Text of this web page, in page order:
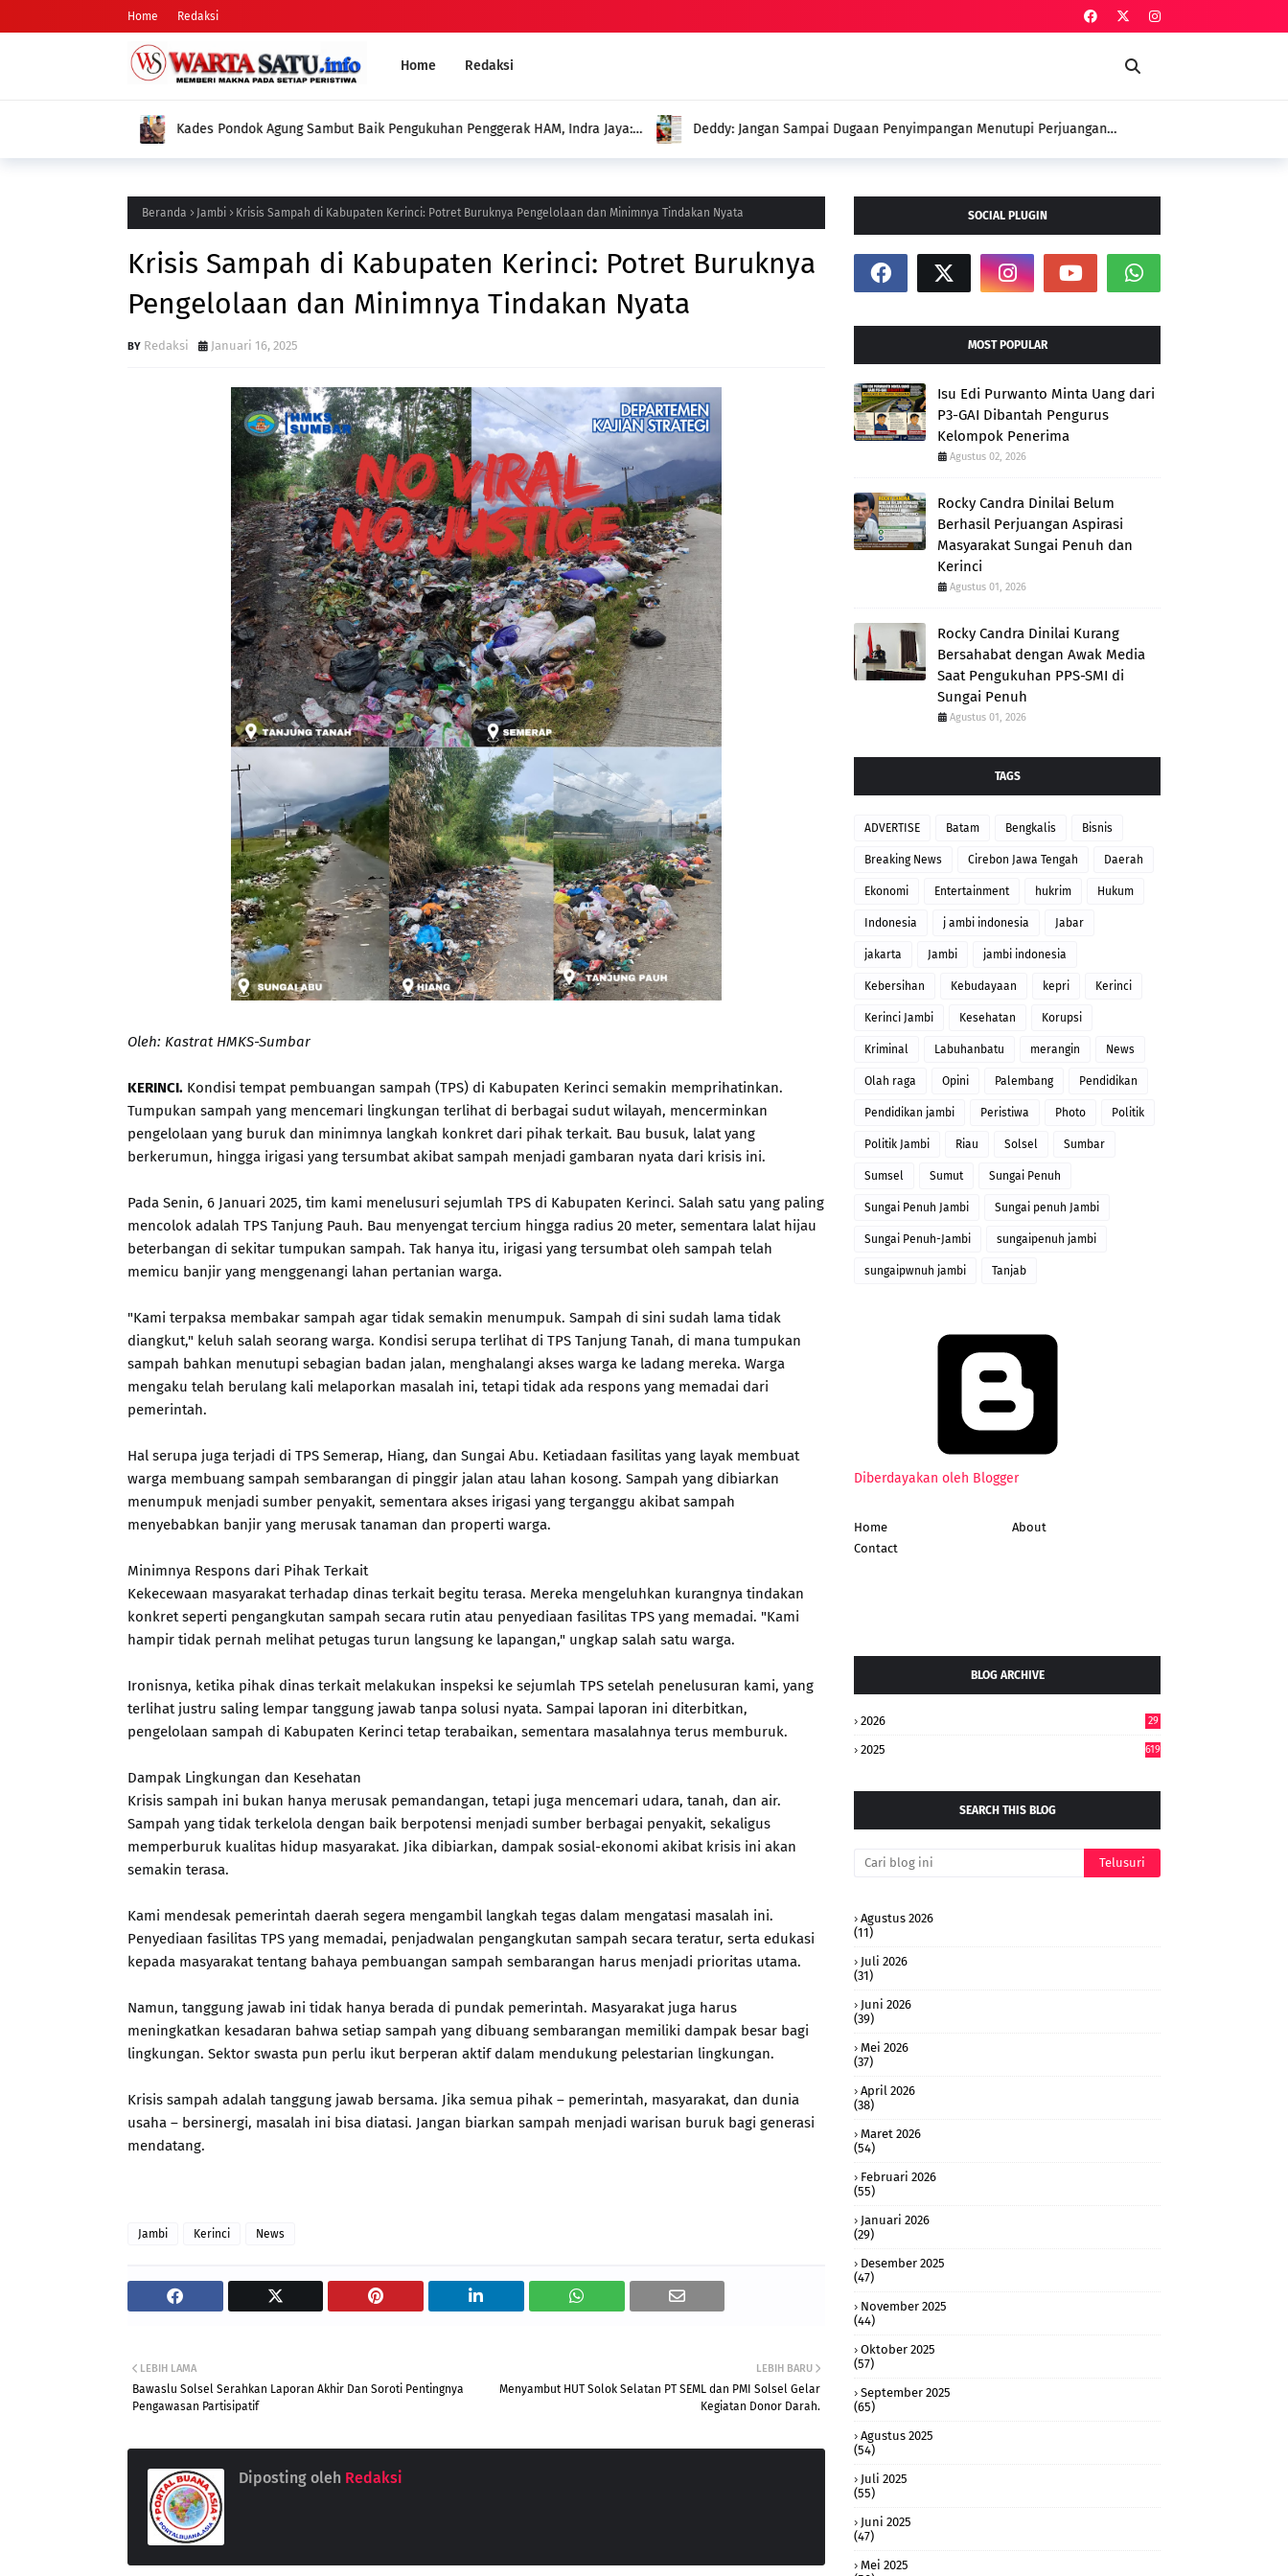
Home Redaksi
Home Redaksi
Kades Pondok Agung Sambut Baik Pengukuhan Penggerak HAM, Indra Jaya:
Jadi Nilai Plus bagi Desa Kami
Deddy: Jangan Sampai Dugaan Penyimpangan Menutupi Perjuangan
Menghadirkan Program untuk Petani
Beranda Jambi Krisis Sampah di Kabupaten Kerinci: Potret Buruknya Pengelolaan dan Minimnya Tindakan Nyata
Krisis Sampah di Kabupaten Kerinci: Potret Buruknya
Pengelolaan dan Minimnya Tindakan Nyata
Redaksi Januari 16, 2025
Oleh: Kastrat HMKS-Sumbar
KERINCI. Kondisi tempat pembuangan sampah (TPS) di Kabupaten Kerinci semakin memprihatinkan.
Tumpukan sampah yang mencemari lingkungan terlihat di berbagai sudut wilayah, mencerminkan
pengelolaan yang buruk dan minimnya langkah konkret dari pihak terkait. Bau busuk, lalat yang
berkerumun, hingga irigasi yang tersumbat akibat sampah menjadi gambaran nyata dari krisis ini.
Pada Senin, 6 Januari 2025, tim kami menelusuri sejumlah TPS di Kabupaten Kerinci. Salah satu yang paling
mencolok adalah TPS Tanjung Pauh. Bau menyengat tercium hingga radius 20 meter, sementara lalat hijau
beterbangan di sekitar tumpukan sampah. Tak hanya itu, irigasi yang tersumbat oleh sampah telah
memicu banjir yang menggenangi lahan pertanian warga.
"Kami terpaksa membakar sampah agar tidak semakin menumpuk. Sampah di sini sudah lama tidak
diangkut," keluh salah seorang warga. Kondisi serupa terlihat di TPS Tanjung Tanah, di mana tumpukan
sampah bahkan menutupi sebagian badan jalan, menghalangi akses warga ke ladang mereka. Warga
mengaku telah berulang kali melaporkan masalah ini, tetapi tidak ada respons yang memadai dari
pemerintah.
Hal serupa juga terjadi di TPS Semerap, Hiang, dan Sungai Abu. Ketiadaan fasilitas yang layak membuat
warga membuang sampah sembarangan di pinggir jalan atau lahan kosong. Sampah yang dibiarkan
menumpuk menjadi sumber penyakit, sementara akses irigasi yang terganggu akibat sampah
menyebabkan banjir yang merusak tanaman dan properti warga.
Minimnya Respons dari Pihak Terkait
Kekecewaan masyarakat terhadap dinas terkait begitu terasa. Mereka mengeluhkan kurangnya tindakan
konkret seperti pengangkutan sampah secara rutin atau penyediaan fasilitas TPS yang memadai. "Kami
hampir tidak pernah melihat petugas turun langsung ke lapangan," ungkap salah satu warga.
Ironisnya, ketika pihak dinas terkait melakukan inspeksi ke sejumlah TPS setelah penelusuran kami, yang
terlihat justru saling lempar tanggung jawab tanpa solusi nyata. Sampai laporan ini diterbitkan,
pengelolaan sampah di Kabupaten Kerinci tetap terabaikan, sementara masalahnya terus memburuk.
Dampak Lingkungan dan Kesehatan
Krisis sampah ini bukan hanya merusak pemandangan, tetapi juga mencemari udara, tanah, dan air.
Sampah yang tidak terkelola dengan baik berpotensi menjadi sumber berbagai penyakit, sekaligus
memperburuk kualitas hidup masyarakat. Jika dibiarkan, dampak sosial-ekonomi akibat krisis ini akan
semakin terasa.
Kami mendesak pemerintah daerah segera mengambil langkah tegas dalam mengatasi masalah ini.
Penyediaan fasilitas TPS yang memadai, penjadwalan pengangkutan sampah secara teratur, serta edukasi
kepada masyarakat tentang bahaya pembuangan sampah sembarangan harus menjadi prioritas utama.
Namun, tanggung jawab ini tidak hanya berada di pundak pemerintah. Masyarakat juga harus
meningkatkan kesadaran bahwa setiap sampah yang dibuang sembarangan memiliki dampak besar bagi
lingkungan. Sektor swasta pun perlu ikut berperan aktif dalam mendukung pelestarian lingkungan.
Krisis sampah adalah tanggung jawab bersama. Jika semua pihak – pemerintah, masyarakat, dan dunia
usaha – bersinergi, masalah ini bisa diatasi. Jangan biarkan sampah menjadi warisan buruk bagi generasi
mendatang.
Jambi Kerinci News
LEBIH BARU
Menyambut HUT Solok Selatan PT SEML dan PMI Solsel Gelar
Kegiatan Donor Darah.
LEBIH LAMA
Bawaslu Solsel Serahkan Laporan Akhir Dan Soroti Pentingnya
Pengawasan Partisipatif
Diposting oleh Redaksi
SOCIAL PLUGIN
MOST POPULAR
Isu Edi Purwanto Minta Uang dari
P3-GAI Dibantah Pengurus
Kelompok Penerima
Agustus 02, 2026
Rocky Candra Dinilai Belum
Berhasil Perjuangan Aspirasi
Masyarakat Sungai Penuh dan
Kerinci
Agustus 01, 2026
Rocky Candra Dinilai Kurang
Bersahabat dengan Awak Media
Saat Pengukuhan PPS-SMI di
Sungai Penuh
Agustus 01, 2026
TAGS
ADVERTISE Batam Bengkalis Bisnis
Breaking News Cirebon Jawa Tengah Daerah
Ekonomi Entertainment hukrim Hukum
Indonesia j ambi indonesia Jabar
jakarta Jambi jambi indonesia
Kebersihan Kebudayaan kepri Kerinci
Kerinci Jambi Kesehatan Korupsi
Kriminal Labuhanbatu merangin News
Olah raga Opini Palembang Pendidikan
Pendidikan jambi Peristiwa Photo Politik
Politik Jambi Riau Solsel Sumbar
Sumsel Sumut Sungai Penuh
Sungai Penuh Jambi Sungai penuh Jambi
Sungai Penuh-Jambi sungaipenuh jambi
sungaipwnuh jambi Tanjab
Diberdayakan oleh Blogger
Home
About
Contact
BLOG ARCHIVE
2026
29
2025 619
SEARCH THIS BLOG
Agustus 2026
(11)
Juli 2026
(31)
Juni 2026
(39)
Mei 2026
(37)
April 2026
(38)
Maret 2026
(54)
Februari 2026
(55)
Januari 2026
(29)
Desember 2025
(47)
November 2025
(44)
Oktober 2025
(57)
September 2025
(65)
Agustus 2025
(54)
Juli 2025
(55)
Juni 2025
(47)
Mei 2025